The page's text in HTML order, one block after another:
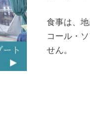
食事は、
コール・
せん。